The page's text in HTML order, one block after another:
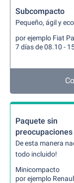
Subcompacto
Pequeño, ágil y
por ejemplo Fiat
7 días de 08.10 -
Paquete sin
preocupaciones
De esta manera
todo incluido!
Minicompacto
por ejemplo